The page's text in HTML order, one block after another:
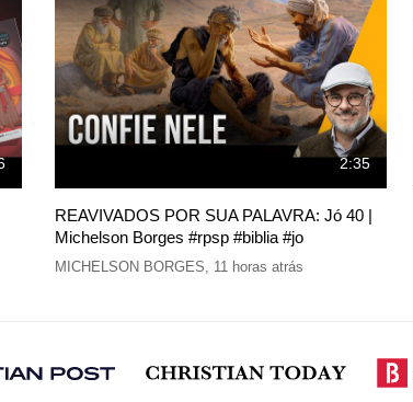
2:35
REAVIVADOS POR SUA PALAVRA: Jó 40 |
Michelson Borges #rpsp #biblia #jo
MICHELSON BORGES 11 horas atrás